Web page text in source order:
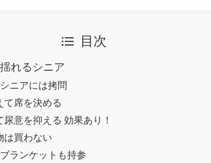
目次
れるシニア
ニアには拷問
て席を決める
尿意を抑える 効果あり！
は買わない
ランケットも持参